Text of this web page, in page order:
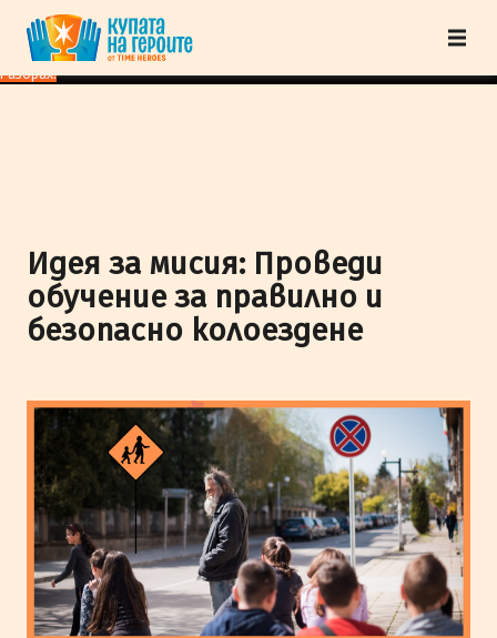
"Купата на героите" от TimeHeroes ползва cookies, за да осигурим по-
добро представяне на сайта и да подобрим Вашето преживяване.Научи
повече
Разбрах!
Идея за мисия: Проведи
обучение за правилно и
безопасно колоездене